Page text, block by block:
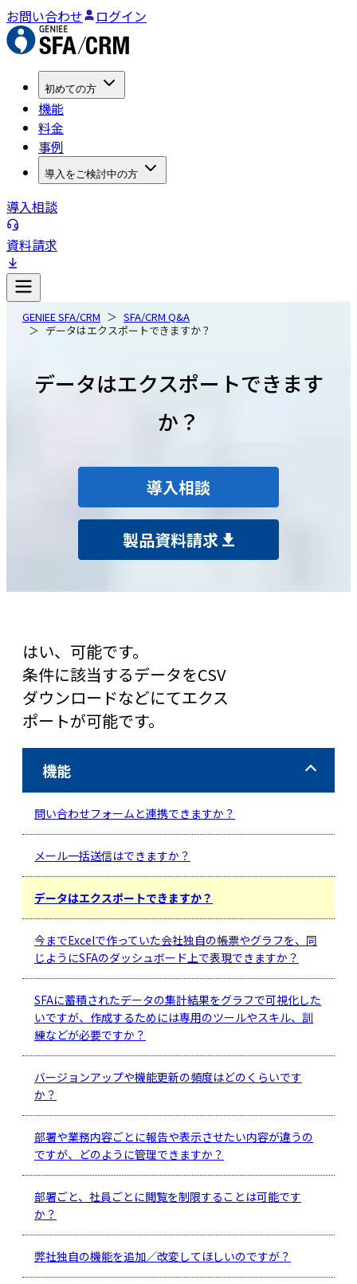
お問い合わせ ログイン
初めての方
機能
料金
事例
導入をご検討中の方
導入相談
資料請求
GENIEE SFA/CRM
SFA/CRM Q&A
データはエクスポートできますか？
データはエクスポートできます
か？
導入相談
製品資料請求
機能
問い合わせフォームと連携できますか？
メール一括送信はできますか？
データはエクスポートできますか？
今までExcelで作っていた会社独自の帳票やグラフを、同
じようにSFAのダッシュボード上で表現できますか？
SFAに蓄積されたデータの集計結果をグラフで可視化した
いですが、作成するためには専用のツールやスキル、訓
練などが必要ですか？
バージョンアップや機能更新の頻度はどのくらいです
か？
部署や業務内容ごとに報告や表示させたい内容が違うの
ですが、どのように管理できますか？
部署ごと、社員ごとに閲覧を制限することは可能です
か？
弊社独自の機能を追加／改変してほしいのですが？
はい、可能です。
条件に該当するデータをCSV
ダウンロードなどにてエクス
ポートが可能です。